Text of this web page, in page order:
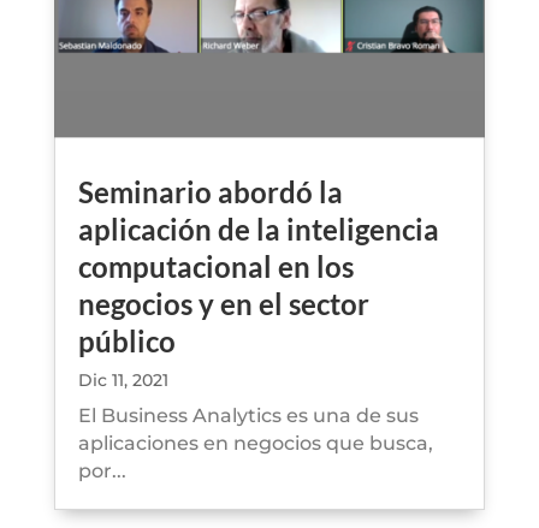
Seminario abordó la
aplicación de la inteligencia
computacional en los
negocios y en el sector
público
Dic 11, 2021
El Business Analytics es una de sus
aplicaciones en negocios que busca,
por...